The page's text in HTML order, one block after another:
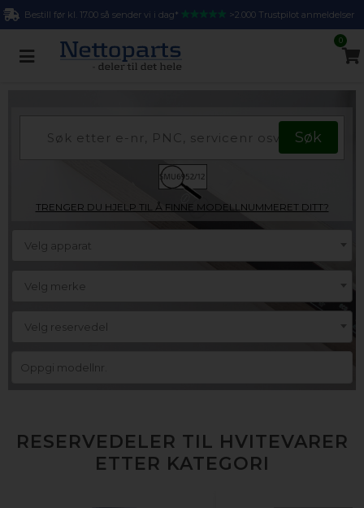
Bestill før kl. 17.00 så sender vi i dag* >2.000 Trustpilot anmeldelser
0
TRENGER DU HJELP TIL Å FINNE MODELLNUMMERET DITT?
Velg apparat
Velg merke
Velg reservedel
RESERVEDELER TIL HVITEVARER
ETTER KATEGORI